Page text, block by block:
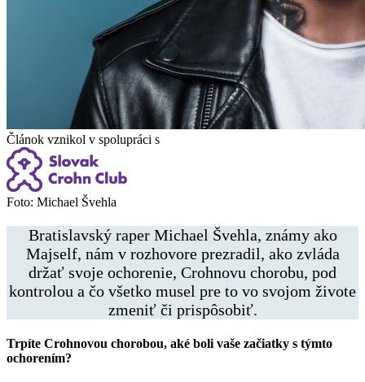
Článok vznikol v spolupráci s
Foto: Michael Švehla
Bratislavský raper Michael Švehla, známy ako
Majself, nám v rozhovore prezradil, ako zvláda
držať svoje ochorenie, Crohnovu chorobu, pod
kontrolou a čo všetko musel pre to vo svojom živote
zmeniť či prispôsobiť.
Trpíte Crohnovou chorobou, aké boli vaše začiatky s týmto
ochorením?